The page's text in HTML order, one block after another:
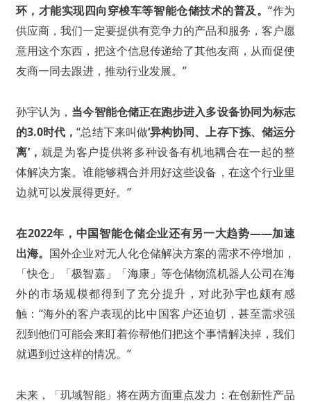
环，才能实现四向穿梭车等智能仓储技术的普及。“作为
供应商，我们一定要提供有竞争力的产品和服务，客户愿
意用这个东西，把这个信息传递给了其他友商，从而促使
友商一同去跟进，推动行业发展。”
孙宇认为， 当今智能仓储正在跑步进入多设备协同为标志
的3.0时代，“总结下来叫做‘异构协同、上存下拣、储运分
离’， 就是为客户提供将多种设备有机地耦合在一起的整
体解决方案。谁能够耦合并用好这些设备，在这个行业里
边就可以发展得更好。”
在2022年，中国智能仓储企业还有另一大趋势——加速
出海。 国外企业对无人化仓储解决方案的需求不停增加，
「快仓」「极智嘉」「海康」等仓储物流机器人公司在海
外的市场规模都得到了充分提升，对此孙宇也颇有感
触：“海外的客户表现的比中国客户还迫切，甚至需求强
烈到他们可能会来盯着你帮他们把这个事情解决掉，我们
就遇到过这样的情况。”
未来，「玑域智能」将在两方面重点发力：在创新性产品